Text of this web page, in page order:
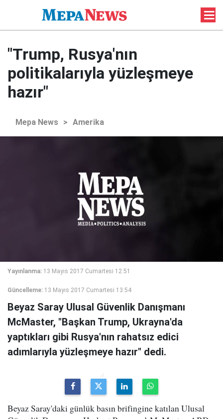
"Trump, Rusya'nın
politikalarıyla yüzleşmeye
hazır"
Mepa News > Amerika
Yayınlanma: 13 Mayıs 2017 Cumartesi 12:51
Güncelleme: 13 Mayıs 2017 Cumartesi 13:54
Beyaz Saray Ulusal Güvenlik Danışmanı
McMaster, "Başkan Trump, Ukrayna'da
yaptıkları gibi Rusya'nın rahatsız edici
adımlarıyla yüzleşmeye hazır" dedi.
Beyaz Saray'daki günlük basın brifingine katılan Ulusal